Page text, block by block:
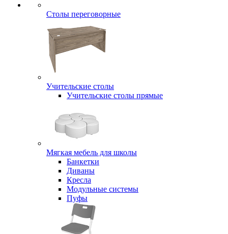
Столы переговорные
Учительские столы
Учительские столы прямые
Мягкая мебель для школы
Банкетки
Диваны
Кресла
Модульные системы
Пуфы